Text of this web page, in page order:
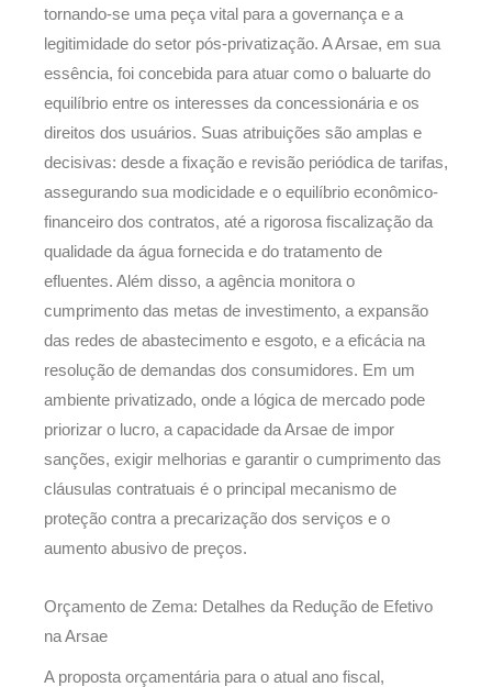
tornando-se uma peça vital para a governança e a
legitimidade do setor pós-privatização. A Arsae, em sua
essência, foi concebida para atuar como o baluarte do
equilíbrio entre os interesses da concessionária e os
direitos dos usuários. Suas atribuições são amplas e
decisivas: desde a fixação e revisão periódica de tarifas,
assegurando sua modicidade e o equilíbrio econômico-
financeiro dos contratos, até a rigorosa fiscalização da
qualidade da água fornecida e do tratamento de
efluentes. Além disso, a agência monitora o
cumprimento das metas de investimento, a expansão
das redes de abastecimento e esgoto, e a eficácia na
resolução de demandas dos consumidores. Em um
ambiente privatizado, onde a lógica de mercado pode
priorizar o lucro, a capacidade da Arsae de impor
sanções, exigir melhorias e garantir o cumprimento das
cláusulas contratuais é o principal mecanismo de
proteção contra a precarização dos serviços e o
aumento abusivo de preços.
Orçamento de Zema: Detalhes da Redução de Efetivo
na Arsae
A proposta orçamentária para o atual ano fiscal,